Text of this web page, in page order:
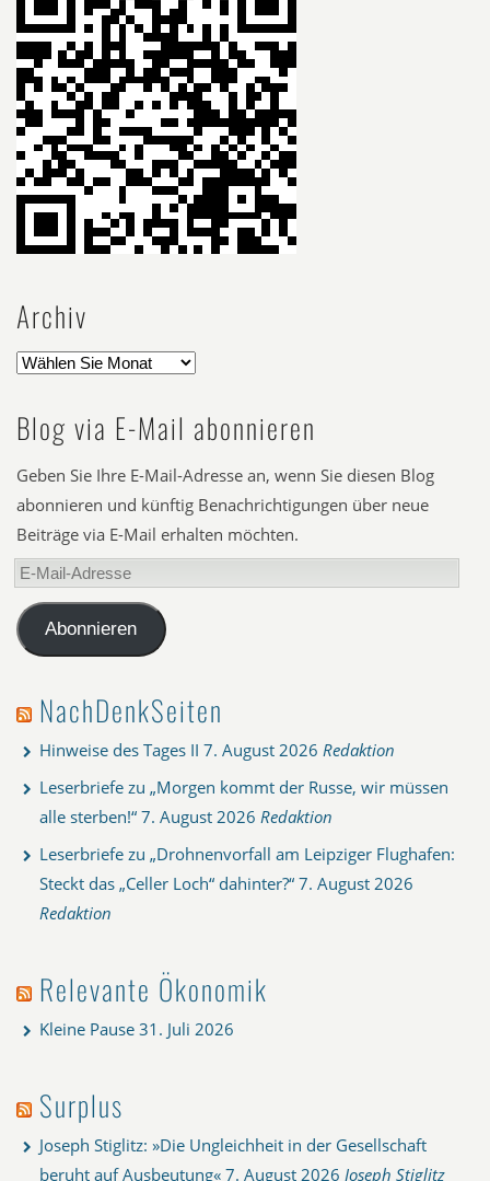
Archiv
Blog via E-Mail abonnieren
Geben Sie Ihre E-Mail-Adresse an, wenn Sie diesen Blog
abonnieren und künftig Benachrichtigungen über neue
Beiträge via E-Mail erhalten möchten.
E-
Mail-
AdresseAbonnieren
NachDenkSeiten
Hinweise des Tages II 7. August 2026 Redaktion
Leserbriefe zu „Morgen kommt der Russe, wir müssen
alle sterben!“ 7. August 2026 Redaktion
Leserbriefe zu „Drohnenvorfall am Leipziger Flughafen:
Steckt das „Celler Loch“ dahinter?“ 7. August 2026
Redaktion
Relevante Ökonomik
Kleine Pause 31. Juli 2026
Surplus
Joseph Stiglitz: »Die Ungleichheit in der Gesellschaft
beruht auf Ausbeutung« 7. August 2026 Joseph Stiglitz